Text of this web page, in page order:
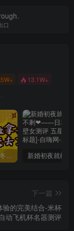
口
13.1W+
迷你小巧双马尾的冬爱琴音写真分享，虎牙妹妹YYDS!
下一篇
验的完美结合-米杯
动飞机杯名器测评